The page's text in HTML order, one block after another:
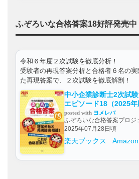
ふぞろいな合格答案18好評発売中
令和６年度２次試験を徹底分析！
受験者の再現答案分析と合格者６名の
た再現答案で、２次試験を徹底解剖！
中小企業診断士2次試
エピソード18（2025年
posted with ヨメレバ
ふぞろいな合格答案プロジ
2025年07月28日頃
楽天ブックス Amazon